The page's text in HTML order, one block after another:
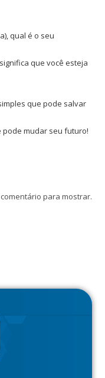
qual é o seu
que você esteja
simples que pode salvar
pode mudar seu futuro!
para mostrar.